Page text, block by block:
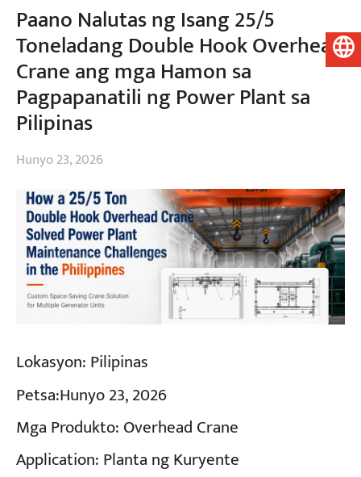
Paano Nalutas ng Isang 25/5
Toneladang Double Hook Overhead
Crane ang mga Hamon sa
Pagpapanatili ng Power Plant sa
Pilipinas
Hunyo 23, 2026
Lokasyon: Pilipinas
Petsa:Hunyo 23, 2026
Mga Produkto: Overhead Crane
Application: Planta ng Kuryente
Pilipino